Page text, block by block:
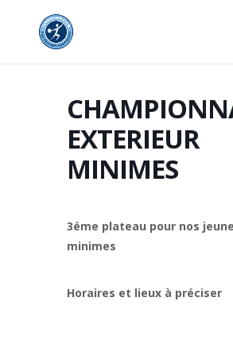
EXTERIEUR
MINIMES
3éme plateau pour nos
minimes
Horaires et lieux à préciser